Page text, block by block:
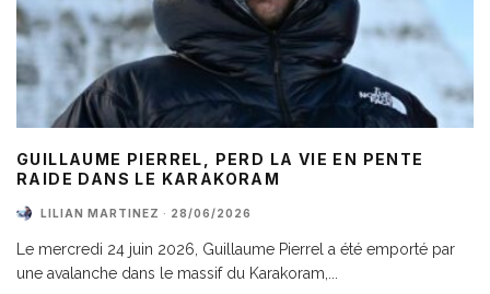
GUILLAUME PIERREL, PERD LA VIE EN PENTE
RAIDE DANS LE KARAKORAM
LILIAN MARTINEZ · 28/06/2026
Le mercredi 24 juin 2026, Guillaume Pierrel a été emporté par
une avalanche dans le massif du Karakoram,...